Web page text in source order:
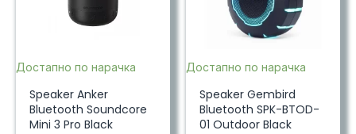
Достапно по нарачка
Speaker Anker
Bluetooth Soundcore
Mini 3 Pro Black
Достапно по нарачка
Speaker Gembird
Bluetooth SPK-BTOD-
01 Outdoor Black